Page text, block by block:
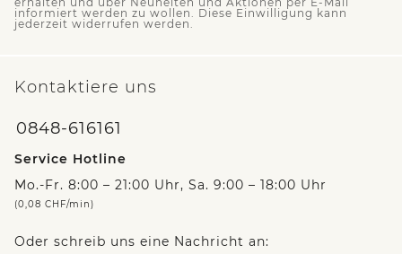
informiert werden zu wollen. Diese Einwilligung kann
jederzeit widerrufen werden.
Kontaktiere uns
0848-616161
Service Hotline
Mo.-Fr. 8:00 – 21:00 Uhr, Sa. 9:00 – 18:00 Uhr
(0,08 CHF/min)
Oder schreib uns eine Nachricht an: